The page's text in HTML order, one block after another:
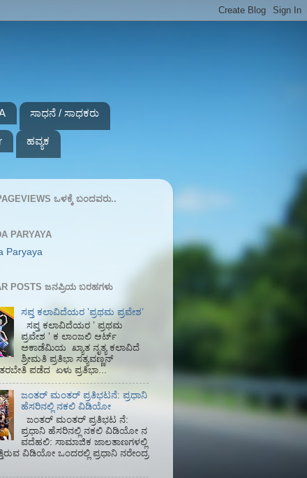
ಸಾಧನೆ / ಸಾಧಕರು
ಹವ್ಯಕ
ಒಳಕ್ಕೆ ಬಂದವರು..
PARYAYA
Paryaya
POSTS ಜನಪ್ರಿಯ ಬರಹಗಳು
ಸಪ್ತ ಕಲಾವಿದೆಯರ ʼಪ್ರಥಮ ಪ್ರವೇಶʼ
ಸಪ್ತ ಕಲಾವಿದೆಯರ ʼ ಪ್ರಥಮ
ಪ್ರವೇಶ ʼ ಕ ಲಾಂಜಲಿ ಆರ್ಟ್
ಅಕಾಡೆಮಿಯ‌ ಖ್ಯಾತ ನೃತ್ಯ ಕಲಾವಿದೆ
ಶ್ರೀಮತಿ ಪ್ರತಿಭಾ ಸತ್ಯವಣ್ಣನ್
ಪಡೆದ ಏಳು ಪ್ರತಿಭಾ...
ಜಂತರ್ ಮಂತರ್ ಪ್ರತಿಭಟನೆ: ಪ್ರಧಾನಿ
ಹೆಸರಿನಲ್ಲಿ ನಕಲಿ ವಿಡಿಯೋ
ಜಂತರ್ ಮಂತರ್ ಪ್ರತಿಭಟ ನೆ:
ಪ್ರಧಾನಿ ಹೆಸರಿನಲ್ಲಿ ನಕಲಿ ವಿಡಿಯೋ ನ
ವದೆಹಲಿ: ಸಾಮಾಜಿಕ ಜಾಲತಾಣಗಳಲ್ಲಿ
ವಿಡಿಯೋ ಒಂದರಲ್ಲಿ ಪ್ರಧಾನಿ ನರೇಂದ್ರ